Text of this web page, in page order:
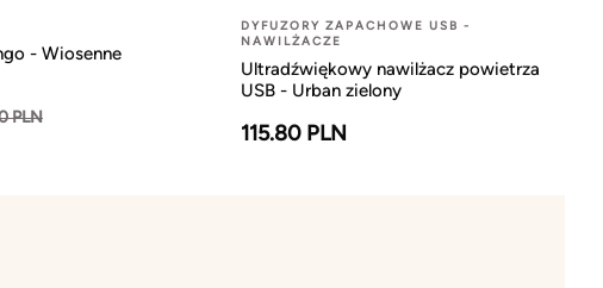
- Wiosenne
PLN
DYFUZORY ZAPACHOWE USB -
NAWILŻACZE
Ultradźwiękowy nawilżacz powietrza
USB - Urban zielony
115.80 PLN